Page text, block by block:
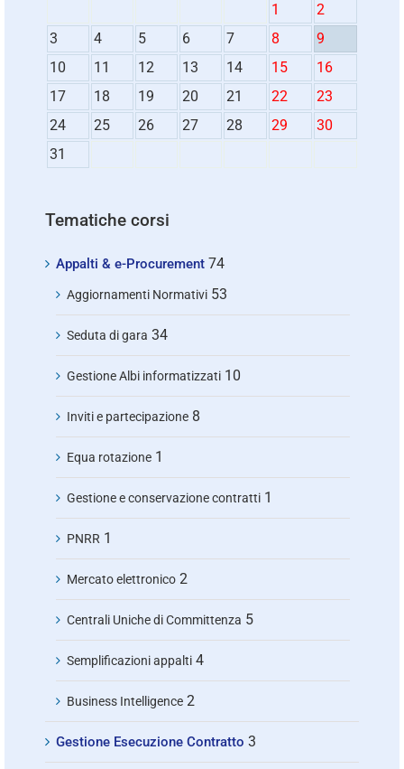
1
2
3
4 5 6 7 8
9
10
11 12 13 14 15
16
17
18 19 20 21 22
23
24
25 26 27 28 29
30
31
Tematiche corsi
Appalti & e-Procurement 74
Aggiornamenti Normativi 53
Seduta di gara 34
Gestione Albi informatizzati 10
Inviti e partecipazione 8
Equa rotazione 1
Gestione e conservazione contratti 1
PNRR 1
Mercato elettronico 2
Centrali Uniche di Committenza 5
Semplificazioni appalti 4
Business Intelligence 2
Gestione Esecuzione Contratto 3